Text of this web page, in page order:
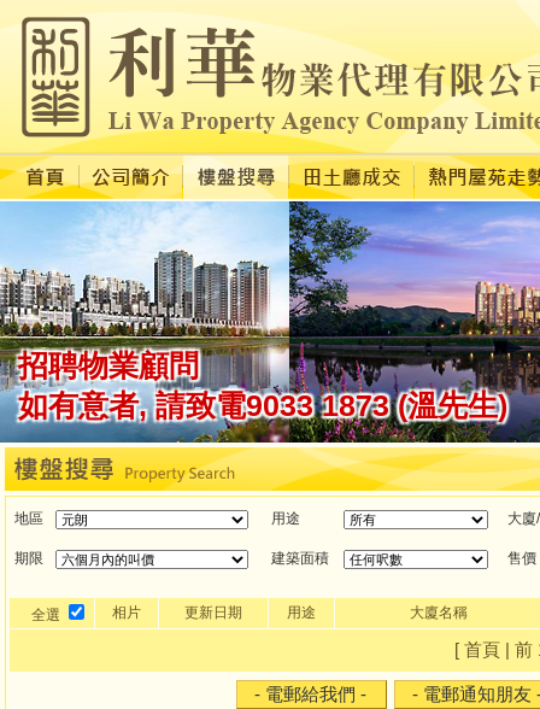
地區 用途 大廈
期限 建築面積 售價
全選 相片 更新日期 用途 大廈名稱
[ 首頁 | 前